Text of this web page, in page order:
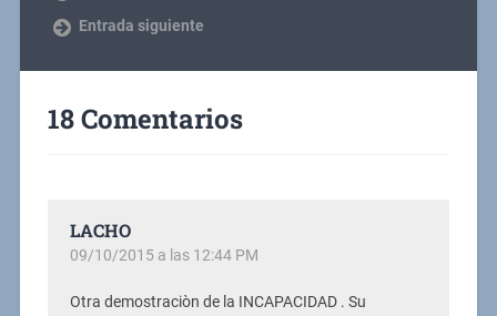
Entrada siguiente
18 Comentarios
LACHO
09/10/2015 a las 12:44 PM
Otra demostraciòn de la INCAPACIDAD . Su